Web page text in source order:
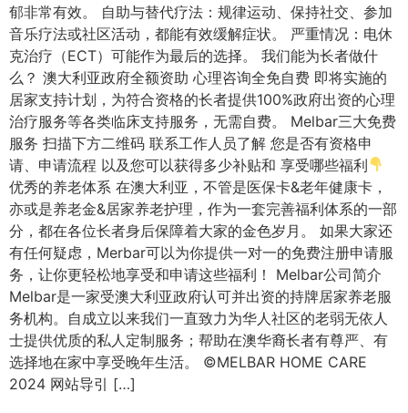
郁非常有效。 自助与替代疗法：规律运动、保持社交、参加
音乐疗法或社区活动，都能有效缓解症状。 严重情况：电休
克治疗（ECT）可能作为最后的选择。 我们能为长者做什
么？ 澳大利亚政府全额资助 心理咨询全免自费 即将实施的
居家支持计划，为符合资格的长者提供100%政府出资的心理
治疗服务等各类临床支持服务，无需自费。 Melbar三大免费
服务 扫描下方二维码 联系工作人员了解 您是否有资格申
请、申请流程 以及您可以获得多少补贴和 享受哪些福利
优秀的养老体系 在澳大利亚，不管是医保卡&老年健康卡，
亦或是养老金&居家养老护理，作为一套完善福利体系的一部
分，都在各位长者身后保障着大家的金色岁月。 如果大家还
有任何疑虑，Merbar可以为你提供一对一的免费注册申请服
务，让你更轻松地享受和申请这些福利！ Melbar公司简介
Melbar是一家受澳大利亚政府认可并出资的持牌居家养老服
务机构。自成立以来我们一直致力为华人社区的老弱无依人
士提供优质的私人定制服务；帮助在澳华裔长者有尊严、有
选择地在家中享受晚年生活。 ©MELBAR HOME CARE
2024 网站导引 […]